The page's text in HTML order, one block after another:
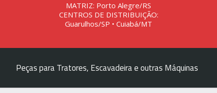
MATRIZ: Porto Alegre/RS
CENTROS DE DISTRIBUIÇÃO:
Guarulhos/SP • Cuiabá/MT
Peças para Tratores, Escavadeira e outras Máquinas